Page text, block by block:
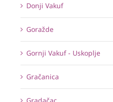
Donji Vakuf
Goražde
Gornji Vakuf - Uskoplje
Gračanica